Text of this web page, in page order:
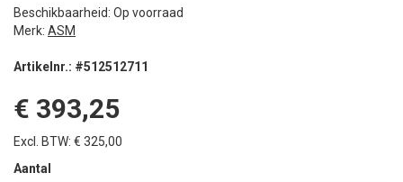
Beschikbaarheid: Op voorraad
Merk: ASM
Artikelnr.: #512512711
€ 393,25
Excl. BTW: € 325,00
Aantal